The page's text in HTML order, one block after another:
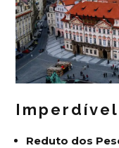
Imperdível
Reduto dos